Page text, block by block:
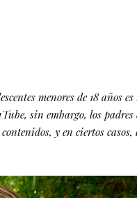
menores de 18 años
sin embargo, los padres
y en ciertos